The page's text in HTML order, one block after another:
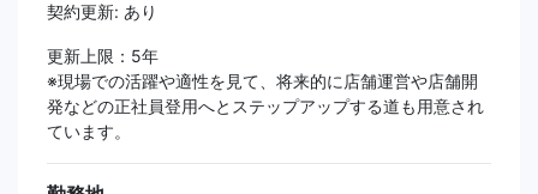
契約更新: あり
更新上限：5年
※現場での活躍や適性を見て、将来的に店舗運営や店舗開
発などの正社員登用へとステップアップする道も用意され
ています。